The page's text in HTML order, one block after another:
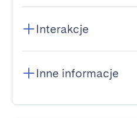
Interakcje
Inne informacje